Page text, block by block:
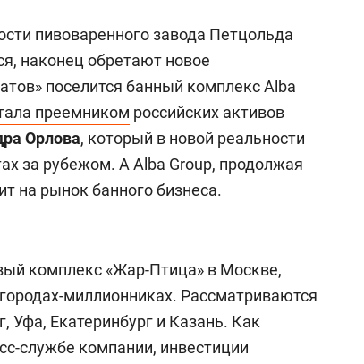
пивоваренного завода Петцольда
наконец обретают новое
поселится банный комплекс Alba
преемником российских активов
Орлова, который в новой реальности
за рубежом. А Alba Group, продолжая
на рынок банного бизнеса.
комплекс «Жар-Птица» в Москве,
миллионниках. Рассматриваются
Уфа, Екатеринбург и Казань. Как
службе компании, инвестиции